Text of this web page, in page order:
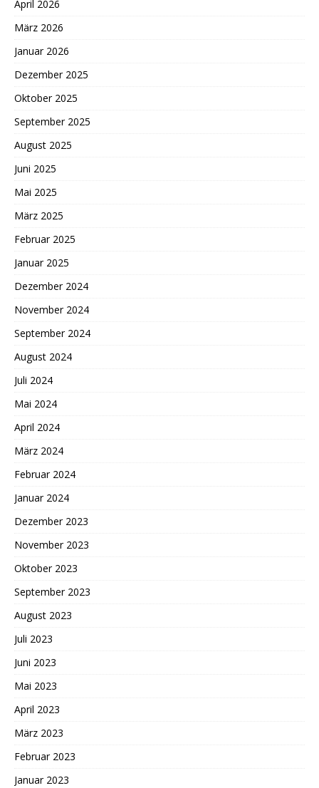
April 2026
März 2026
Januar 2026
Dezember 2025
Oktober 2025
September 2025
August 2025
Juni 2025
Mai 2025
März 2025
Februar 2025
Januar 2025
Dezember 2024
November 2024
September 2024
August 2024
Juli 2024
Mai 2024
April 2024
März 2024
Februar 2024
Januar 2024
Dezember 2023
November 2023
Oktober 2023
September 2023
August 2023
Juli 2023
Juni 2023
Mai 2023
April 2023
März 2023
Februar 2023
Januar 2023